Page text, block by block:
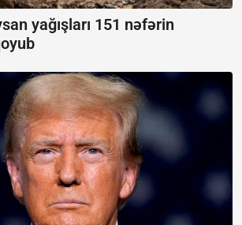
yağışları 151 nəfərin